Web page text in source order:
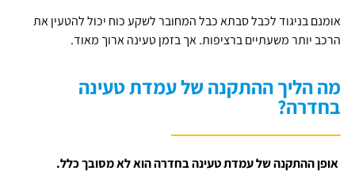
אומנם בניגוד לכבל סבתא כבל המחובר לשקע כוח יכול להטעין את
הרכב יותר משעתיים ברציפות. אך בזמן טעינה ארוך מאוד.
מה הליך ההתקנה של עמדת טעינה
בחדרה?
אופן ההתקנה של עמדת טעינה בחדרה הוא לא מסובך כלל.